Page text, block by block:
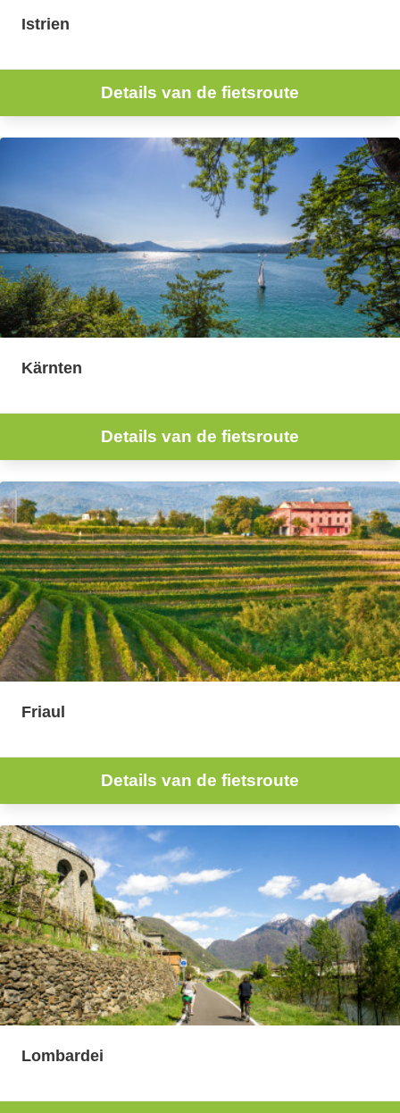
Istrien
Details van de fietsroute
Kärnten
Details van de fietsroute
Friaul
Details van de fietsroute
Lombardei